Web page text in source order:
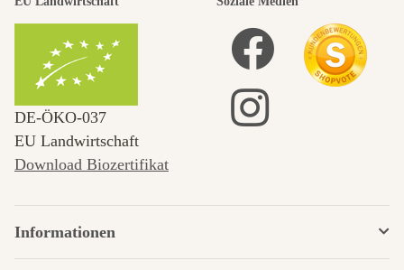
DE‑ÖKO‑037
EU Landwirtschaft
Download Biozertifikat
Informationen